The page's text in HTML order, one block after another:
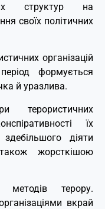
структур на
своїх політичних
організацій
формується
й уразлива.
терористичних
їх
діяти
жорсткішою
терору.
вкрай